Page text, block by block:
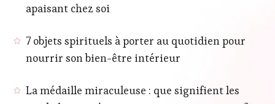
apaisant chez soi
7 objets spirituels à porter au quotidien pour
nourrir son bien-être intérieur
La médaille miraculeuse : que signifient les